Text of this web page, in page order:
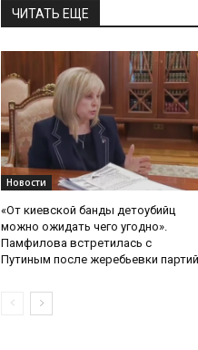
ЧИТАТЬ ЕЩЕ
Новости
«От киевской банды детоубийц
можно ожидать чего угодно».
Памфилова встретилась с
Путиным после жеребьевки партий